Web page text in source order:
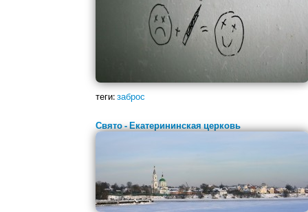
теги:заброс
Свято - Екатерининская церковь